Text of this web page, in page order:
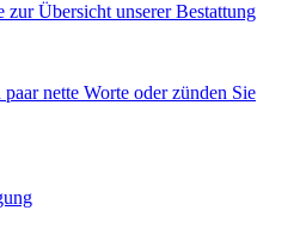
zur Übersicht unserer Bestattung
nette Worte oder zünden Sie